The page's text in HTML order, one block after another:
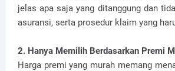
jelas apa saja yang ditanggung dan
asuransi, serta prosedur klaim yang
2. Hanya Memilih Berdasarkan Premi
Harga premi yang murah memang